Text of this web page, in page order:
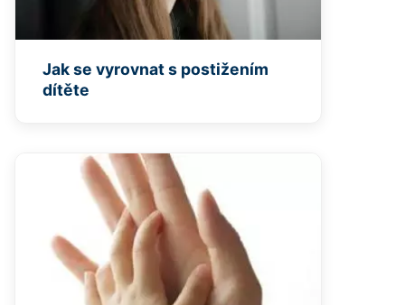
Jak se vyrovnat s postižením
dítěte